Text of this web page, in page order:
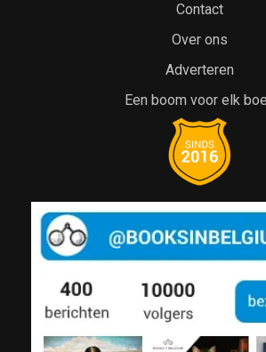
Contact
Over ons
Adverteren
Een boom voor elk